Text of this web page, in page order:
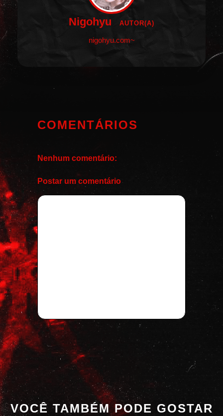
Nigohyu AUTOR(A)
nigohyu.com~
COMENTÁRIOS
Nenhum comentário:
Postar um comentário
VOCÊ TAMBÉM PODE GOSTAR